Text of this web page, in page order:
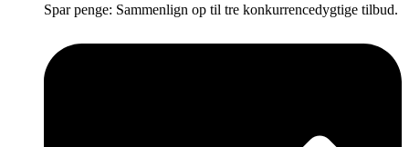
Spar penge: Sammenlign op til tre konkurrencedygtige tilbud.